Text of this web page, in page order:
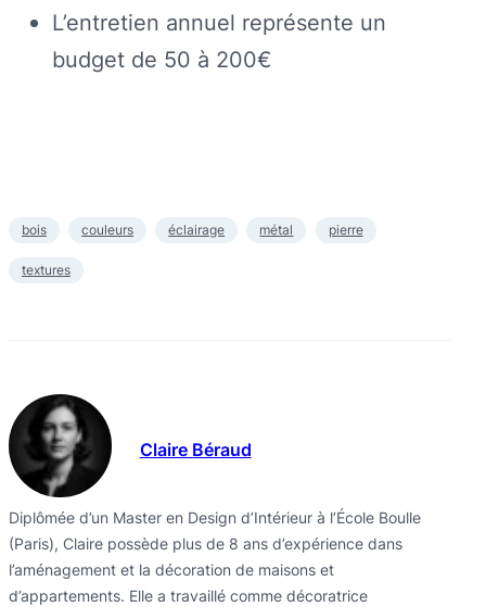
L’entretien annuel représente un
budget de 50 à 200€
bois couleurs éclairage métal pierre
textures
Claire Béraud
Diplômée d’un Master en Design d’Intérieur à l’École Boulle
(Paris), Claire possède plus de 8 ans d’expérience dans
l’aménagement et la décoration de maisons et
d’appartements. Elle a travaillé comme décoratrice